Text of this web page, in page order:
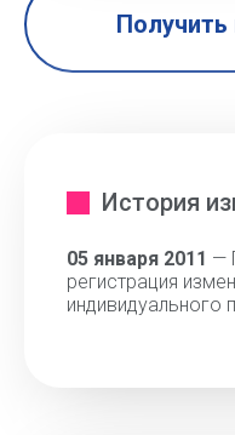
История
05 января 2011 —
регистрация
индивидуального